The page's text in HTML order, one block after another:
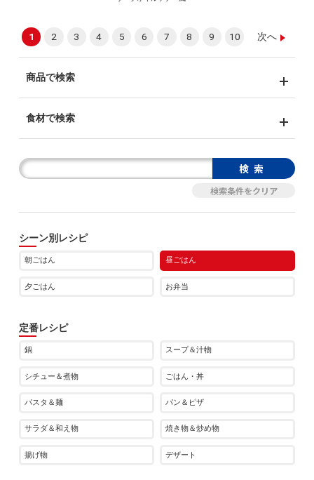
1 2 3 4 5 6 7 8 9 10 次へ
商品で検索
食材で検索
シーン別レシピ
朝ごはん 昼ごはん
夕ごはん お弁当
定番レシピ
鍋 スープ＆汁物
シチュー＆煮物 ごはん・丼
パスタ＆麺 パン＆ピザ
サラダ＆和え物 焼き物＆炒め物
揚げ物 デザート